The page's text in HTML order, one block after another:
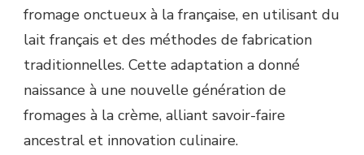
fromage onctueux à la française, en utilisant du
lait français et des méthodes de fabrication
traditionnelles. Cette adaptation a donné
naissance à une nouvelle génération de
fromages à la crème, alliant savoir-faire
ancestral et innovation culinaire.